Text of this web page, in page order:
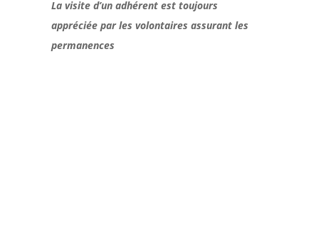
La visite d’un adhérent est toujours
appréciée par les volontaires assurant les
permanences